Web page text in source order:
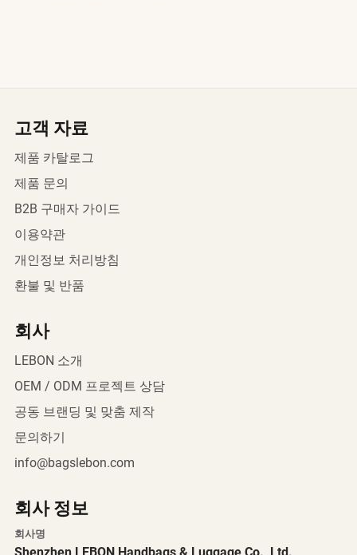
고객 자료
제품 카탈로그
제품 문의
B2B 구매자 가이드
이용약관
개인정보 처리방침
환불 및 반품
회사
LEBON 소개
OEM / ODM 프로젝트 상담
공동 브랜딩 및 맞춤 제작
문의하기
info@bagslebon.com
회사 정보
회사명